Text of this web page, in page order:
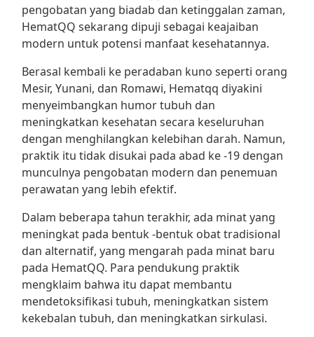
pengobatan yang biadab dan ketinggalan zaman,
HematQQ sekarang dipuji sebagai keajaiban
modern untuk potensi manfaat kesehatannya.
Berasal kembali ke peradaban kuno seperti orang
Mesir, Yunani, dan Romawi, Hematqq diyakini
menyeimbangkan humor tubuh dan
meningkatkan kesehatan secara keseluruhan
dengan menghilangkan kelebihan darah. Namun,
praktik itu tidak disukai pada abad ke -19 dengan
munculnya pengobatan modern dan penemuan
perawatan yang lebih efektif.
Dalam beberapa tahun terakhir, ada minat yang
meningkat pada bentuk -bentuk obat tradisional
dan alternatif, yang mengarah pada minat baru
pada HematQQ. Para pendukung praktik
mengklaim bahwa itu dapat membantu
mendetoksifikasi tubuh, meningkatkan sistem
kekebalan tubuh, dan meningkatkan sirkulasi.